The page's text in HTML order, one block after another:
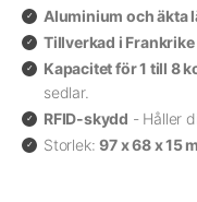
Aluminium och äkta
Tillverkad i Frankrike
Kapacitet för 1 till 8
sedlar.
RFID-skydd - Håller
Storlek:97 x 68 x 15